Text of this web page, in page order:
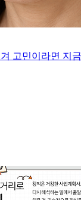
고민이라면 지